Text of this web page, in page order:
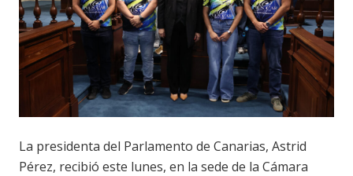
La presidenta del Parlamento de Canarias, Astrid
Pérez, recibió este lunes, en la sede de la Cámara